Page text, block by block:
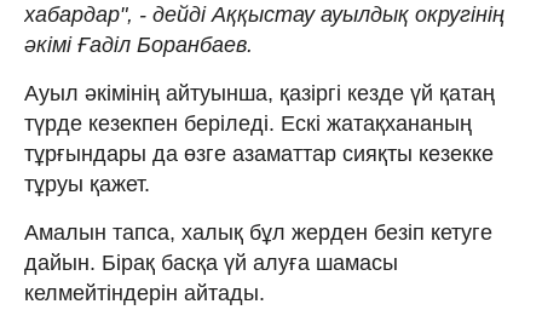
хабардар", - дейді Аққыстау ауылдық округінің
әкімі Ғаділ Боранбаев.
Ауыл әкімінің айтуынша, қазіргі кезде үй қатаң
түрде кезекпен беріледі. Ескі жатақхананың
тұрғындары да өзге азаматтар сияқты кезекке
тұруы қажет.
Амалын тапса, халық бұл жерден безіп кетуге
дайын. Бірақ басқа үй алуға шамасы
келмейтіндерін айтады.